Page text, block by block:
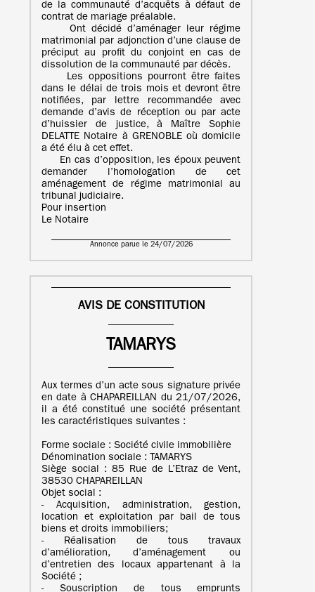
de la communauté d’acquêts à défaut de
contrat de mariage préalable.
Ont décidé d’aménager leur régime
matrimonial par adjonction d’une clause de
préciput au profit du conjoint en cas de
dissolution de la communauté par décès.
Les oppositions pourront être faites
dans le délai de trois mois et devront être
notifiées, par lettre recommandée avec
demande d’avis de réception ou par acte
d’huissier de justice, à Maître Sophie
DELATTE Notaire à GRENOBLE où domicile
a été élu à cet effet.
En cas d’opposition, les époux peuvent
demander l’homologation de cet
aménagement de régime matrimonial au
tribunal judiciaire.
Pour insertion
Le Notaire
Annonce parue le 24/07/2026
AVIS DE CONSTITUTION
TAMARYS
Aux termes d’un acte sous signature privée
en date à CHAPAREILLAN du 21/07/2026,
il a été constitué une société présentant
les caractéristiques suivantes :
Forme sociale : Société civile immobilière
Dénomination sociale : TAMARYS
Siège social : 85 Rue de L’Etraz de Vent,
38530 CHAPAREILLAN
Objet social :
- Acquisition, administration, gestion,
location et exploitation par bail de tous
biens et droits immobiliers;
- Réalisation de tous travaux
d’amélioration, d’aménagement ou
d’entretien des locaux appartenant à la
Société ;
- Souscription de tous emprunts